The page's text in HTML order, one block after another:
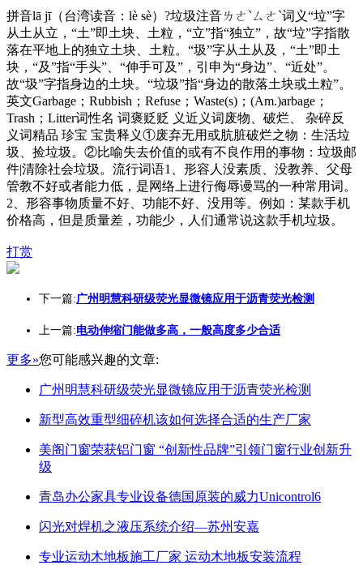
拼音lā jī（台湾读音：lè sè）?垃圾注音ㄌㄜˋㄙㄜˋ词义“垃”字
从土从立，“土”即土块、土粒，“立”指“独立”，故“垃”字指散
落在平地上的独立土块、土粒。“圾”字从土从及，“土”即土
块，“及”指“手头”、“伸手可及”，引申为“身边”、“近处”。
故“圾”字指身边的土块。“垃圾”指“身边的散落土块或土粒”。
英文Garbage；Rubbish；Refuse；Waste(s)；(Am.)arbage；
Trash；Litter词性名 词褒贬贬 义近义词废物、破烂、 杂碎反
义词精品 珍宝 宝贵释义①废弃无用或肮脏破烂之物：生活垃
圾、捡垃圾。②比喻失去价值的或有不良作用的事物：垃圾邮
件|清除社会垃圾。流行词语1、形容人没素质、没教养、父母
管教不好或者能力低，是网络上进行侮辱谩骂的一种常用词。
2、形容事物质量不好、功能不好、没用等。例如：某款手机
价格高，但是质量差，功能少，人们通常说这款手机垃圾。
打赏
下一篇:广州明慧科研级荧光显微镜应用于沥青荧光检测
上一篇:电动伸缩门能做多高，一般高度多少合适
更多»您可能感兴趣的文章:
广州明慧科研级荧光显微镜应用于沥青荧光检测
新型高效重型细碎机该如何选择合适的生产厂家
美阁门窗荣获铝门窗 “创新性品牌”引领门窗行业创新升
级
青岛办公家具专业设备德国原装的威力Unicontrol6
闪光对焊机之液压系统介绍—苏州安嘉
专业运动木地板施工厂家 运动木地板安装流程